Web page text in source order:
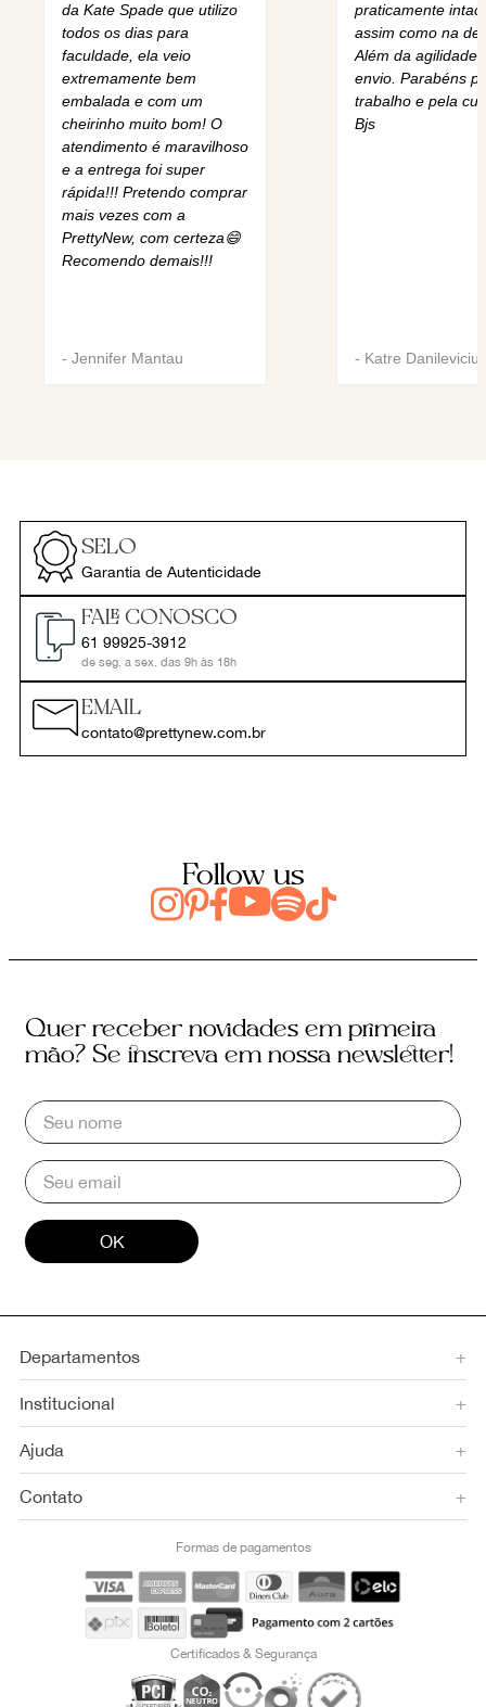
da Kate Spade que utilizo
todos os dias para
faculdade, ela veio
extremamente bem
embalada e com um
cheirinho muito bom! O
atendimento é maravilhoso
e a entrega foi super
rápida!!! Pretendo comprar
mais vezes com a
PrettyNew, com certeza😄
Recomendo demais!!!
- Jennifer Mantau
praticamente
assim como na
Além da agilidade
envio. Parabéns
trabalho e pela
Bjs
- Katre Danilevicius
SELO
Garantia de Autenticidade
FALE CONOSCO
61 99925-3912
de seg. a sex. das 9h às 18h
EMAIL
contato@prettynew.com.br
Follow us
Quer receber novidades em primeira
mão? Se inscreva em nossa newsletter!
OK
Departamentos +
Institucional +
Ajuda +
Contato +
Formas de pagamentos
Certificados & Segurança